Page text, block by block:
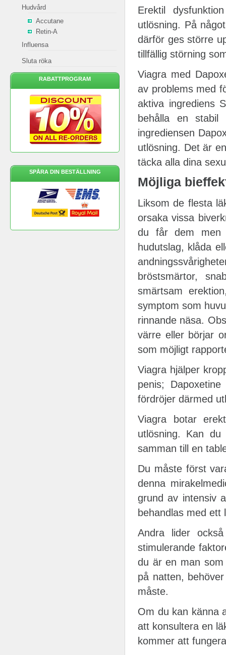
Erektil
utlösning. På
därför ges större
tillfällig störning
Viagra med
av problems med
aktiva ingrediens
behålla en stabil
ingrediensen
utlösning. Det är
täcka alla dina
Möjliga
Liksom de flesta
orsaka vissa
du får dem men
hudutslag, klåda
bröstsmärtor,
smärtsam
symptom som
rinnande näsa.
värre eller börjar
som möjligt
Viagra hjälper
penis;
fördröjer därmed
Viagra botar
utlösning. Kan
samman till en
Du måste först
denna
grund av intensiv
behandlas med ett
Andra lider
stimulerande
du är en man som
på natten,
måste.
Om du kan känna
att konsultera en
kommer att
Hudvård
Accutane
Retin-A
Influensa
Sluta röka
RABATTPROGRAM
SPÅRA DIN BESTÄLLNING